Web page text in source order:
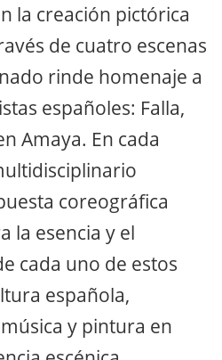
la creación pictórica
de cuatro escenas
rinde homenaje a
españoles: Falla,
Amaya. En cada
coreográfica
la esencia y el
cada uno de estos
española,
y pintura en